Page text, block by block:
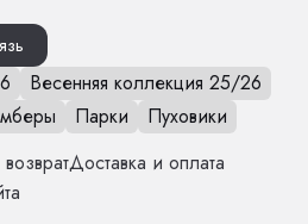
Весенняя коллекция 25/26
Парки
Пуховики
Доставка и оплата